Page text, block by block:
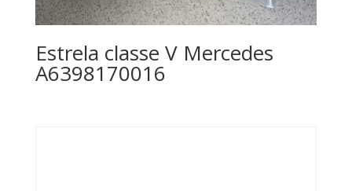
Estrela classe V Mercedes
A6398170016